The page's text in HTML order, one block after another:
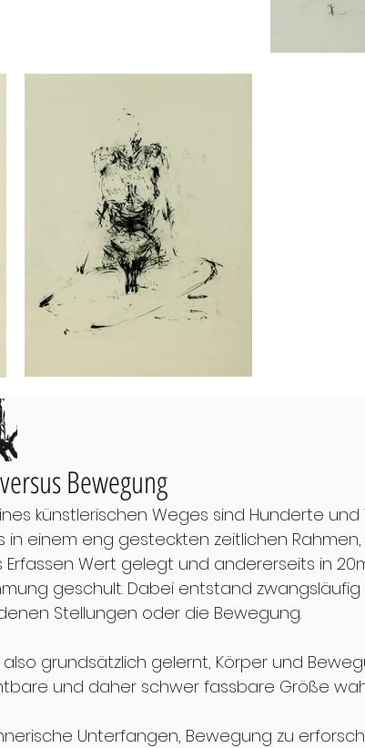
Bewegung
künstlerischen Weges sind Hunderte
in einem eng gesteckten zeitlichen
Erfassen Wert gelegt und andererseits in
geschult. Dabei entstand
Stellungen oder die Bewegung.
grundsätzlich gelernt, Körper und
und daher schwer fassbare Größe
Unterfangen, Bewegung zu